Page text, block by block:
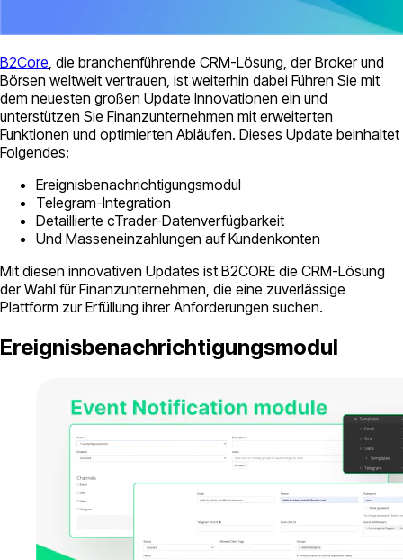
B2Core , die branchenführende CRM-Lösung, der Broker und
Börsen weltweit vertrauen, ist weiterhin dabei Führen Sie mit
dem neuesten großen Update Innovationen ein und
unterstützen Sie Finanzunternehmen mit erweiterten
Funktionen und optimierten Abläufen. Dieses Update beinhaltet
Folgendes:
Ereignisbenachrichtigungsmodul
Telegram-Integration
Detaillierte cTrader-Datenverfügbarkeit
Und Masseneinzahlungen auf Kundenkonten
Mit diesen innovativen Updates ist B2CORE die CRM-Lösung
der Wahl für Finanzunternehmen, die eine zuverlässige
Plattform zur Erfüllung ihrer Anforderungen suchen.
Ereignisbenachrichtigungsmodul